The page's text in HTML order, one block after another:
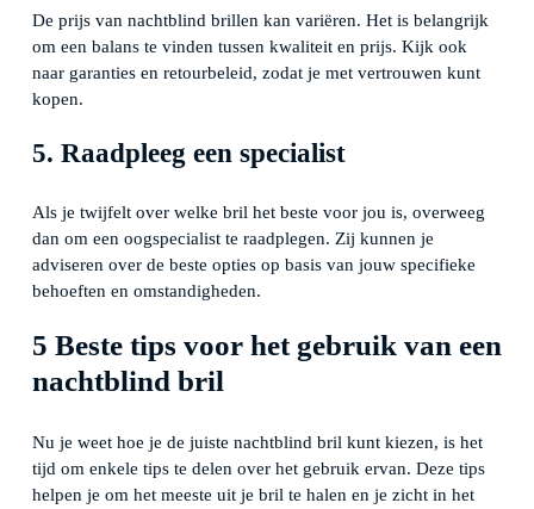
De prijs van nachtblind brillen kan variëren. Het is belangrijk
om een balans te vinden tussen kwaliteit en prijs. Kijk ook
naar garanties en retourbeleid, zodat je met vertrouwen kunt
kopen.
5. Raadpleeg een specialist
Als je twijfelt over welke bril het beste voor jou is, overweeg
dan om een oogspecialist te raadplegen. Zij kunnen je
adviseren over de beste opties op basis van jouw specifieke
behoeften en omstandigheden.
5 Beste tips voor het gebruik van een
nachtblind bril
Nu je weet hoe je de juiste nachtblind bril kunt kiezen, is het
tijd om enkele tips te delen over het gebruik ervan. Deze tips
helpen je om het meeste uit je bril te halen en je zicht in het